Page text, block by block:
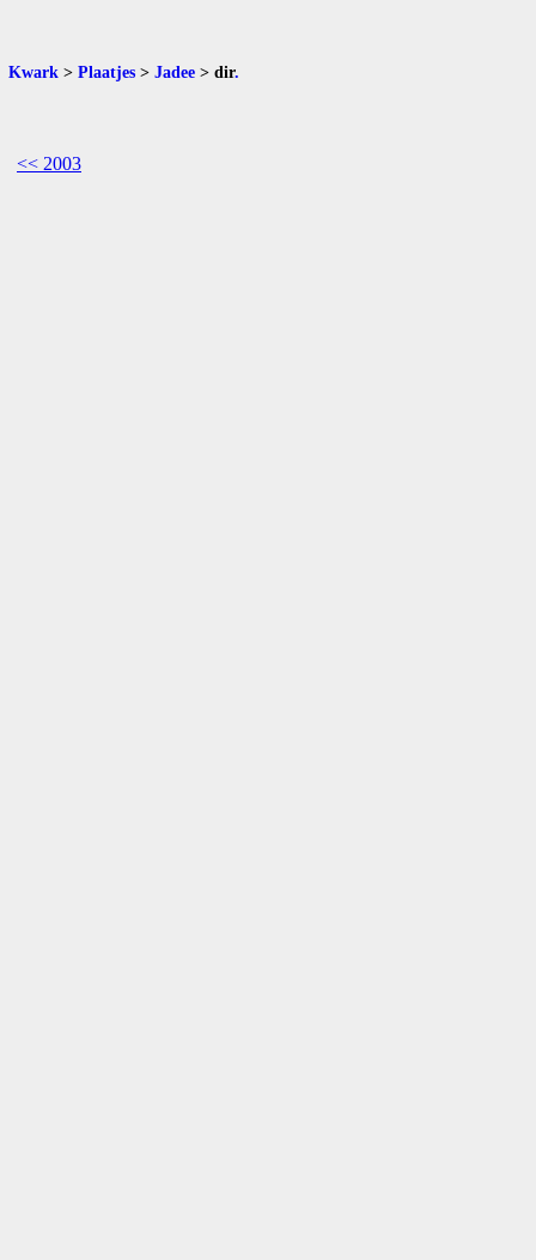
Kwark > Plaatjes > Jadee > dir.
<< 2003